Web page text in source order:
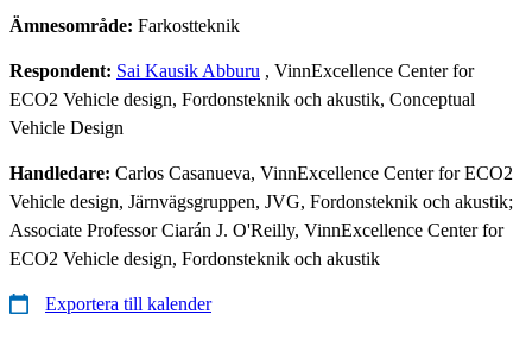
Ämnesområde: Farkostteknik
Respondent: Sai Kausik Abburu , VinnExcellence Center for
ECO2 Vehicle design, Fordonsteknik och akustik, Conceptual
Vehicle Design
Handledare: Carlos Casanueva, VinnExcellence Center for ECO2
Vehicle design, Järnvägsgruppen, JVG, Fordonsteknik och akustik;
Associate Professor Ciarán J. O'Reilly, VinnExcellence Center for
ECO2 Vehicle design, Fordonsteknik och akustik
Exportera till kalender